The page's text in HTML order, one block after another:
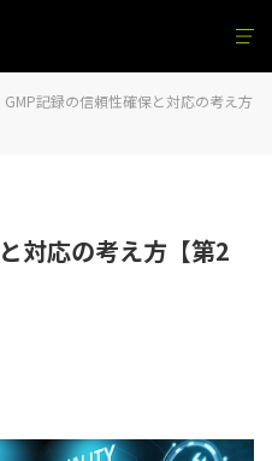
GMP記録の信頼性確保と対応の考え方
対応の考え方【第2